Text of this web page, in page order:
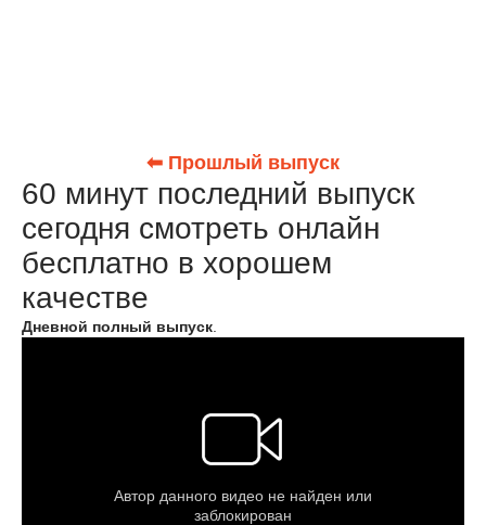
⬅ Прошлый выпуск
60 минут последний выпуск
сегодня смотреть онлайн
бесплатно в хорошем
качестве
Дневной полный выпуск.